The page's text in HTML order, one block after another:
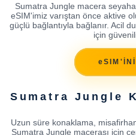
Sumatra Jungle macera
eSIM'imiz varıştan önce aktive
güçlü bağlantıyla bağlanır. Acil
için
Sumatra Jungle
Uzun süre konaklama,
Sumatra Jungle macerası için